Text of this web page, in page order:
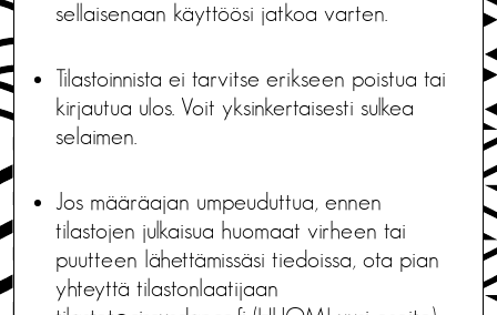
sellaisenaan käyttöösi jatkoa varten.
Tilastoinnista ei tarvitse erikseen poistua tai
kirjautua ulos. Voit yksinkertaisesti sulkea
selaimen.
Jos määräajan umpeuduttua, ennen
tilastojen julkaisua huomaat virheen tai
puutteen lähettämissäsi tiedoissa, ota pian
yhteyttä tilastonlaatijaan